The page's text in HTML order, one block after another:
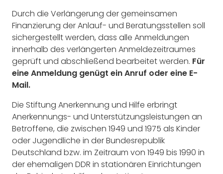
Durch die Verlängerung der gemeinsamen
Finanzierung der Anlauf- und Beratungsstellen soll
sichergestellt werden, dass alle Anmeldungen
innerhalb des verlängerten Anmeldezeitraumes
geprüft und abschließend bearbeitet werden. Für
eine Anmeldung genügt ein Anruf oder eine E-
Mail.
Die Stiftung Anerkennung und Hilfe erbringt
Anerkennungs- und Unterstützungsleistungen an
Betroffene, die zwischen 1949 und 1975 als Kinder
oder Jugendliche in der Bundesrepublik
Deutschland bzw. im Zeitraum von 1949 bis 1990 in
der ehemaligen DDR in stationären Einrichtungen